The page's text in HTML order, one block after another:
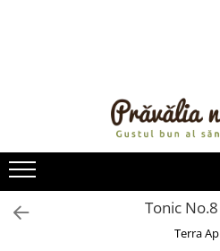
ULEIURI ȘI UNTURI
MĂSLINE
FRUCTE DESHIDRATATE
Tonic
Terra